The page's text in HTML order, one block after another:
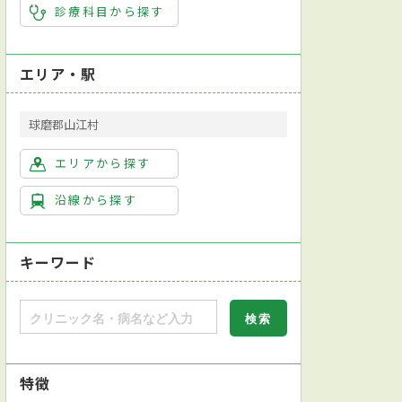
診療科目から探す
エリア・駅
球磨郡山江村
エリアから探す
沿線から探す
キーワード
特徴